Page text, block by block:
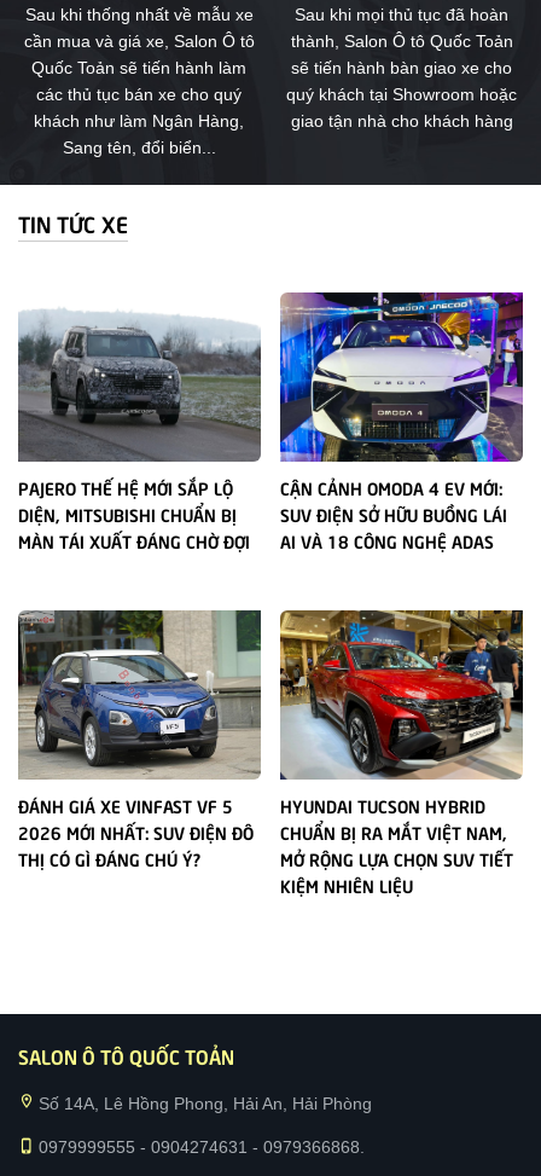
Sau khi thống nhất về mẫu xe
cần mua và giá xe, Salon Ô tô
Quốc Toản sẽ tiến hành làm
các thủ tục bán xe cho quý
khách như làm Ngân Hàng,
Sang tên, đổi biển...
Sau khi mọi thủ tục đã hoàn
thành, Salon Ô tô Quốc Toản
sẽ tiến hành bàn giao xe cho
quý khách tại Showroom hoặc
giao tận nhà cho khách hàng
TIN TỨC XE
PAJERO THẾ HỆ MỚI SẮP LỘ
DIỆN, MITSUBISHI CHUẨN BỊ
MÀN TÁI XUẤT ĐÁNG CHỜ ĐỢI
CẬN CẢNH OMODA 4 EV MỚI:
SUV ĐIỆN SỞ HỮU BUỒNG LÁI
AI VÀ 18 CÔNG NGHỆ ADAS
ĐÁNH GIÁ XE VINFAST VF 5
2026 MỚI NHẤT: SUV ĐIỆN ĐÔ
THỊ CÓ GÌ ĐÁNG CHÚ Ý?
HYUNDAI TUCSON HYBRID
CHUẨN BỊ RA MẮT VIỆT NAM,
MỞ RỘNG LỰA CHỌN SUV TIẾT
KIỆM NHIÊN LIỆU
SALON Ô TÔ QUỐC TOẢN
location_on Số 14A, Lê Hồng Phong, Hải An, Hải Phòng
phone_iphone 0979999555 - 0904274631 - 0979366868.